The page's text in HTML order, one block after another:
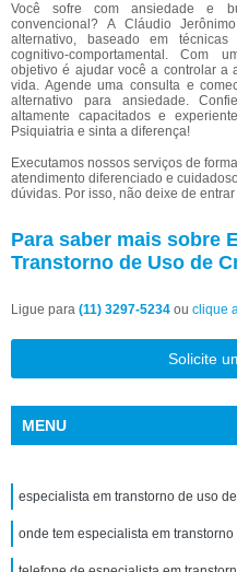
Você sofre com ansiedade e
convencional? A Cláudio
alternativo, baseado em
cognitivo-comportamental. Com
objetivo é ajudar você a controlar a
vida. Agende uma consulta e
alternativo para ansiedade.
altamente capacitados e
Psiquiatria e sinta a diferença!
Executamos nossos serviços de
atendimento diferenciado e
dúvidas. Por isso, não deixe de
Para saber mais sobre
Transtorno de Uso de
Ligue para (11) 3297-5234 ou clique
Solicite
MENU
especialista em transtorno de uso
onde tem especialista em